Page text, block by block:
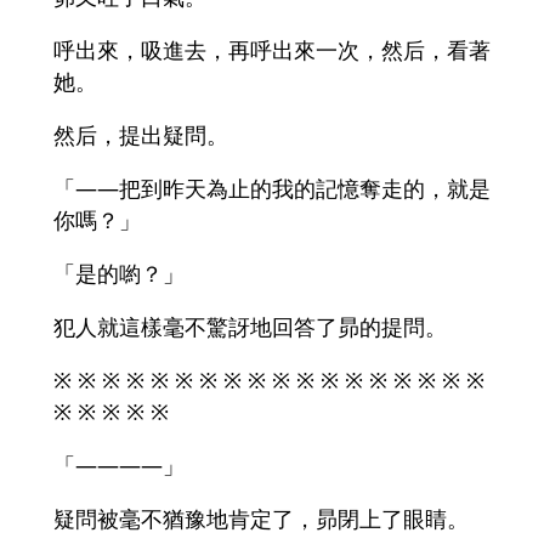
呼出來，吸進去，再呼出來一次，然后，看著
她。
然后，提出疑問。
「――把到昨天為止的我的記憶奪走的，就是
你嗎？」
「是的喲？」
犯人就這樣毫不驚訝地回答了昴的提問。
※ ※ ※ ※ ※ ※ ※ ※ ※ ※ ※ ※ ※ ※ ※ ※ ※ ※
※ ※ ※ ※ ※
「――――」
疑問被毫不猶豫地肯定了，昴閉上了眼睛。